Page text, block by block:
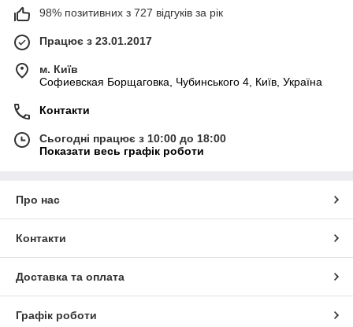
98% позитивних з 727 відгуків за рік
Працює з 23.01.2017
м. Київ
Софиевская Борщаговка, Чубинського 4, Київ, Україна
Контакти
Сьогодні працює з 10:00 до 18:00
Показати весь графік роботи
Про нас
Контакти
Доставка та оплата
Графік роботи